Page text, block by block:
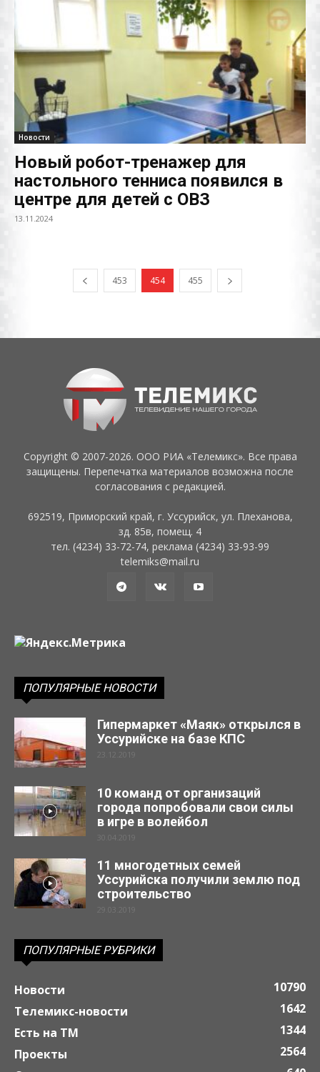
Новости
Новый робот-тренажер для
настольного тенниса появился в
центре для детей с ОВЗ
13.11.2024
453 454 455
Copyright © 2007-2026. ООО РИА «Телемикс». Все права
защищены. Перепечатка материалов возможна после
согласования с редакцией.
692519, Приморский край, г. Уссурийск, ул. Плеханова,
зд. 85в, помещ. 4
тел. (4234) 33-72-74, реклама (4234) 33-93-99
telemiks@mail.ru
ПОПУЛЯРНЫЕ НОВОСТИ
Гипермаркет «Маяк» открылся в
Уссурийске на базе КПС
23.12.2019
10 команд от организаций
города попробовали свои силы
в игре в волейбол
30.04.2019
11 многодетных семей
Уссурийска получили землю под
строительство
29.03.2019
ПОПУЛЯРНЫЕ РУБРИКИ
Новости
10790
Телемикс-новости
1642
Есть на ТМ
1344
Проекты
2564